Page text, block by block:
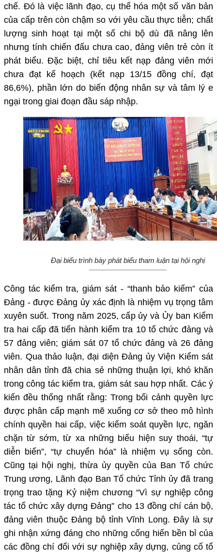
chế. Đó là việc lãnh đạo, cụ thể hóa một số văn bản
của cấp trên còn chậm so với yêu cầu thực tiễn; chất
lượng sinh hoạt tại một số chi bộ dù đã nâng lên
nhưng tính chiến đấu chưa cao, đảng viên trẻ còn ít
phát biểu. Đặc biệt, chỉ tiêu kết nạp đảng viên mới
chưa đạt kế hoạch (kết nạp 13/15 đồng chí, đạt
86,6%), phần lớn do biến động nhân sự và tâm lý e
ngại trong giai đoạn đầu sáp nhập.
Đại biểu trình bày phát biểu tham luận tại hội nghị
Công tác kiểm tra, giám sát - “thanh bảo kiếm” của
Đảng - được Đảng ủy xác định là nhiệm vụ trọng tâm
xuyên suốt. Trong năm 2025, cấp ủy và Ủy ban Kiểm
tra hai cấp đã tiến hành kiểm tra 10 tổ chức đảng và
57 đảng viên; giám sát 07 tổ chức đảng và 26 đảng
viên. Qua thảo luận, đại diện Đảng ủy Viện Kiểm sát
nhân dân tỉnh đã chia sẻ những thuận lợi, khó khăn
trong công tác kiểm tra, giám sát sau hợp nhất. Các ý
kiến đều thống nhất rằng: Trong bối cảnh quyền lực
được phân cấp mạnh mẽ xuống cơ sở theo mô hình
chính quyền hai cấp, việc kiểm soát quyền lực, ngăn
chặn từ sớm, từ xa những biểu hiện suy thoái, “tự
diễn biến”, “tự chuyển hóa” là nhiệm vụ sống còn.
Cũng tại hội nghị, thừa ủy quyền của Ban Tổ chức
Trung ương, Lãnh đạo Ban Tổ chức Tỉnh ủy đã trang
trọng trao tặng Kỷ niệm chương “Vì sự nghiệp công
tác tổ chức xây dựng Đảng” cho 13 đồng chí cán bộ,
đảng viên thuộc Đảng bộ tỉnh Vĩnh Long. Đây là sự
ghi nhận xứng đáng cho những cống hiến bền bỉ của
các đồng chí đối với sự nghiệp xây dựng, củng cố tổ